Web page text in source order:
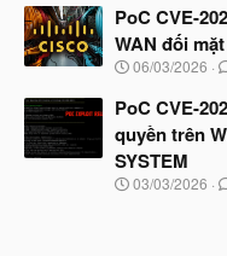
đ
ầ
u
à
y
b
ắ
đ
ầ
u
PoC CVE-
WAN đối
N
à
b
ắ
t
06/03/2026
PoC CVE-
quyền trên
SYSTEM
N
03/03/2026